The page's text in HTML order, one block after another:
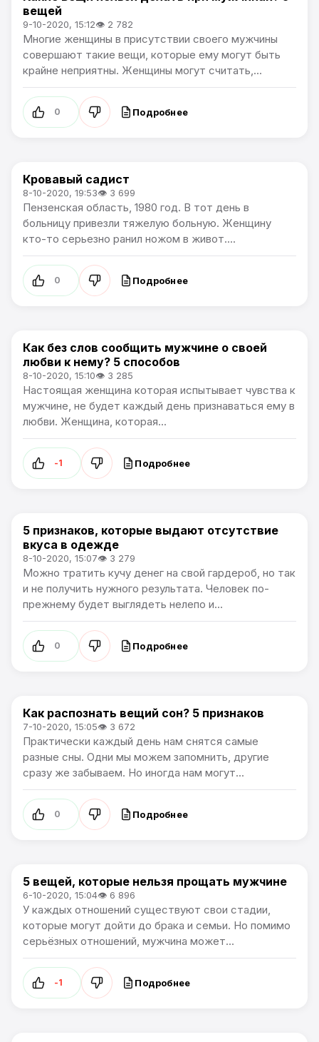
вещей
9-10-2020, 15:12👁 2 782
Многие женщины в присутствии своего мужчины
совершают такие вещи, которые ему могут быть
крайне неприятны. Женщины могут считать,...
0 Подробнее
Криминальное чтиво
Кровавый садист
8-10-2020, 19:53👁 3 699
Пензенская область, 1980 год. В тот день в
больницу привезли тяжелую больную. Женщину
кто-то серьезно ранил ножом в живот....
0 Подробнее
Лайфхаки
Как без слов сообщить мужчине о своей
любви к нему? 5 способов
8-10-2020, 15:10👁 3 285
Настоящая женщина которая испытывает чувства к
мужчине, не будет каждый день признаваться ему в
любви. Женщина, которая...
-1 Подробнее
Жизнь
5 признаков, которые выдают отсутствие
вкуса в одежде
8-10-2020, 15:07👁 3 279
Можно тратить кучу денег на свой гардероб, но так
и не получить нужного результата. Человек по-
прежнему будет выглядеть нелепо и...
0 Подробнее
Лайфхаки
Как распознать вещий сон? 5 признаков
7-10-2020, 15:05👁 3 672
Практически каждый день нам снятся самые
разные сны. Одни мы можем запомнить, другие
сразу же забываем. Но иногда нам могут...
0 Подробнее
Жизнь
5 вещей, которые нельзя прощать мужчине
6-10-2020, 15:04👁 6 896
У каждых отношений существуют свои стадии,
которые могут дойти до брака и семьи. Но помимо
серьёзных отношений, мужчина может...
-1 Подробнее